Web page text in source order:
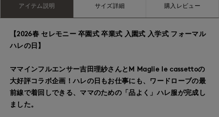
アイテム説明 サイズ詳細 購入レビュー
【2026春 セレモニー 卒園式 卒業式 入園式 入学式 フォーマル
ハレの日】
ママインフルエンサー吉田理紗さんとM Maglie le cassettoの
大好評コラボ企画！ハレの日もお仕事にも、ワードローブの最
前線で着回しできる、ママのための「品よく」ハレ服が完成し
ました。